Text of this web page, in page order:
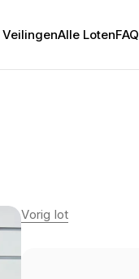
VeilingenAlle LotenFAQ
Vorig lot